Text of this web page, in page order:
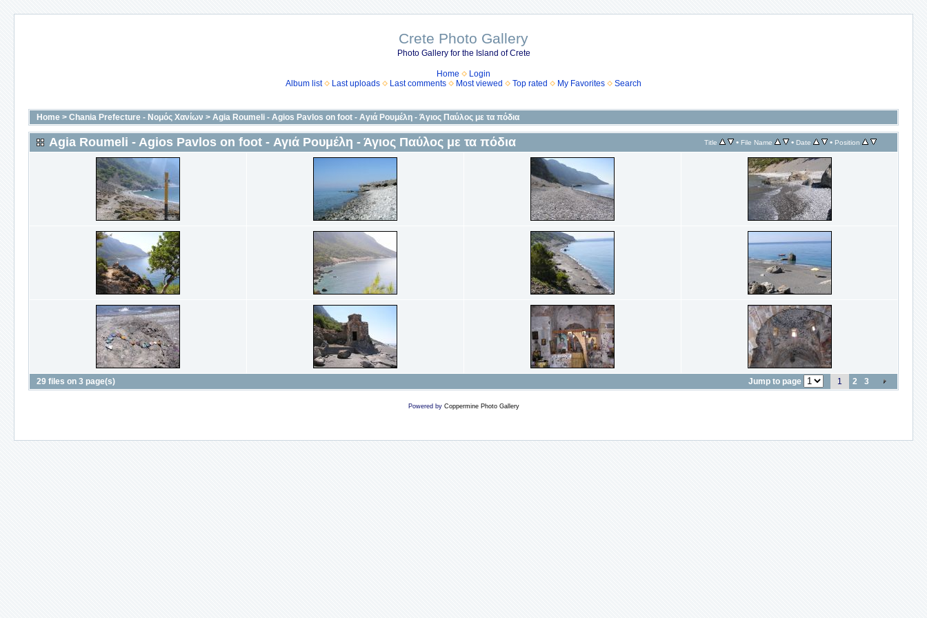
Crete Photo Gallery
Photo Gallery for the Island of Crete
Home
Login
Album list
Last uploads Last comments Most viewed Top rated My Favorites Search
Home > Chania Prefecture - Νομός Χανίων > Agia Roumeli - Agios Pavlos on foot - Αγιά Ρουμέλη - Άγιος Παύλος με τα πόδια
Agia Roumeli - Agios Pavlos on foot - Αγιά Ρουμέλη - Άγιος Παύλος με τα πόδια Title • File Name • Date • Position
29 files on 3 page(s) Jump to page 1 2 3
Powered by Coppermine Photo Gallery